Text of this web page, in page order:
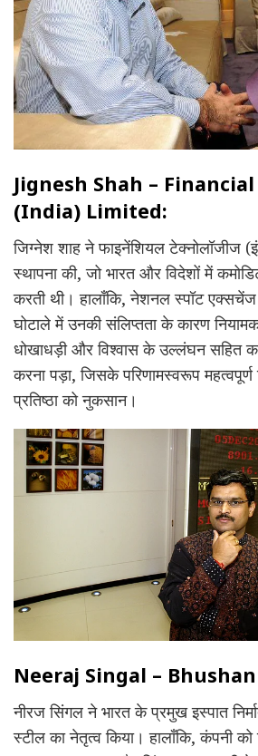
Jignesh Shah –
(India) Limited:
जिग्नेश शाह ने फाइनेंशियल टेक्नोलॉजीज
स्थापना की, जो भारत और विदेशों में
करती थी। हालाँकि, नेशनल स्पॉट
घोटाले में उनकी संलिप्तता के कारण
धोखाधड़ी और विश्वास के उल्लंघन सहित
करना पड़ा, जिसके परिणामस्वरूप
प्रतिष्ठा को नुकसान।
Neeraj Singal –
नीरज सिंगल ने भारत के प्रमुख इस्पात
स्टील का नेतृत्व किया। हालाँकि, कंपनी को